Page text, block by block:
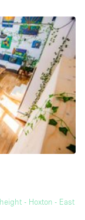
- Hoxton - East